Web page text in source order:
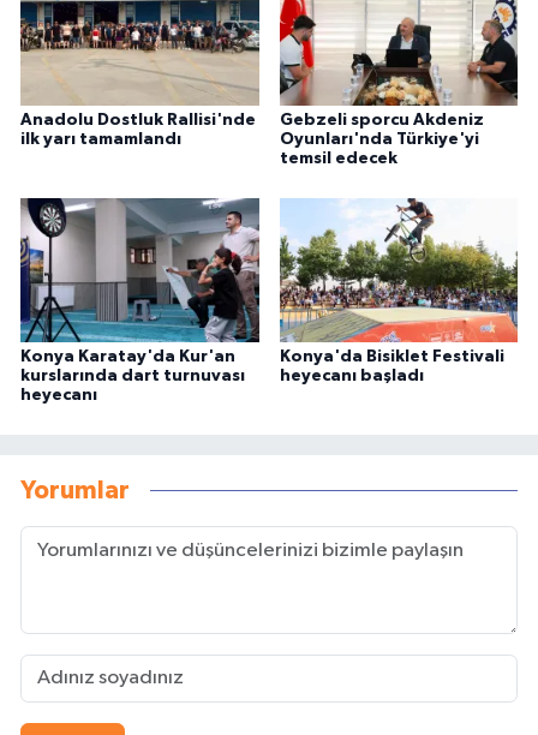
Anadolu Dostluk Rallisi'nde
ilk yarı tamamlandı
Gebzeli sporcu Akdeniz
Oyunları'nda Türkiye'yi
temsil edecek
Konya Karatay'da Kur'an
kurslarında dart turnuvası
heyecanı
Konya'da Bisiklet Festivali
heyecanı başladı
Yorumlar